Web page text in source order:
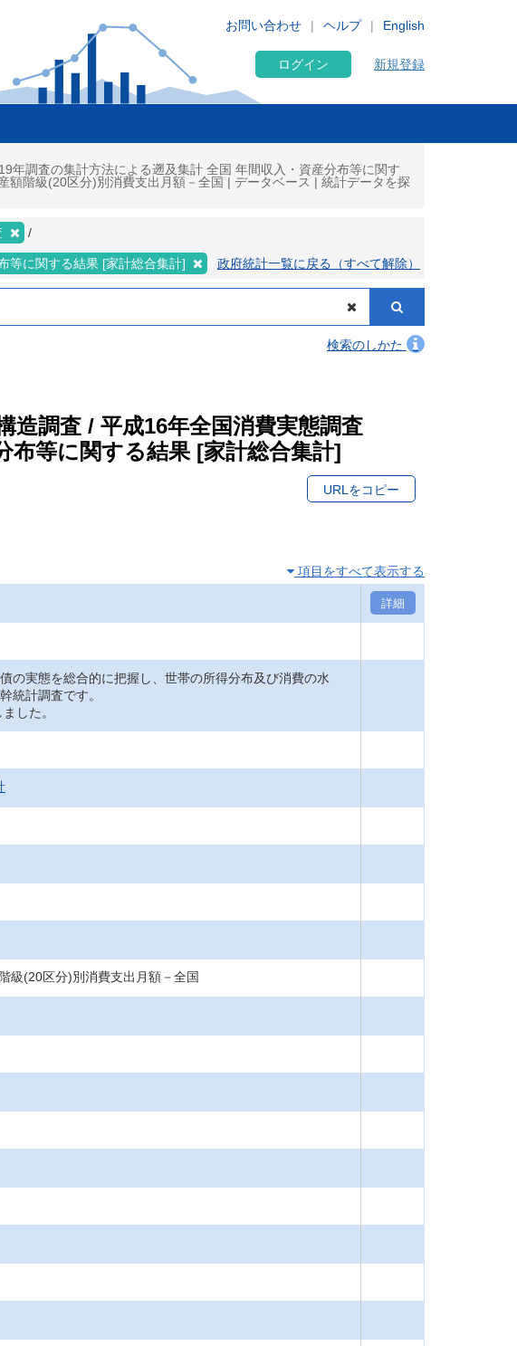
English
お問い合わせ ヘルプ
ログイン 新規登録
調査の集計方法による遡及集計 全国 年間収入・資産分布等に関す
階級(20区分)別消費支出月額－全国 | データベース | 統計データを探
等に関する結果 [家計総合集計] 政府統計一覧に戻る（すべて解除）
検索のしかた
造調査 / 平成16年全国消費実態調査
布等に関する結果 [家計総合集計]
URLをコピー
項目をすべて表示する
詳細
実態を総合的に把握し、世帯の所得分布及び消費の水
統計調査です。
した。
級(20区分)別消費支出月額－全国